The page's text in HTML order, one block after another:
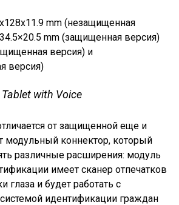
mm (незащищенная
mm (защищенная версия)
версия) и
версия)
with Voice
от защищенной еще и
модульный коннектор, который
различные расширения: модуль
имеет сканер отпечатков
глаза и будет работать с
идентификации граждан